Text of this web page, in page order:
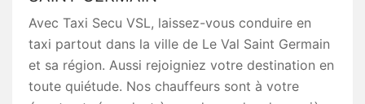
Avec Taxi Secu VSL, laissez-vous conduire en
taxi partout dans la ville de Le Val Saint Germain
et sa région. Aussi rejoigniez votre destination en
toute quiétude. Nos chauffeurs sont à votre